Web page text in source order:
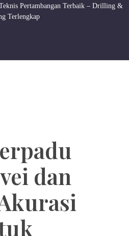
Pertambangan Terbaik – Drilling &
Terlengkap
dan